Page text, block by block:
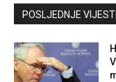
Kontaktirajte nas
POSLJEDNJE VIJESTI